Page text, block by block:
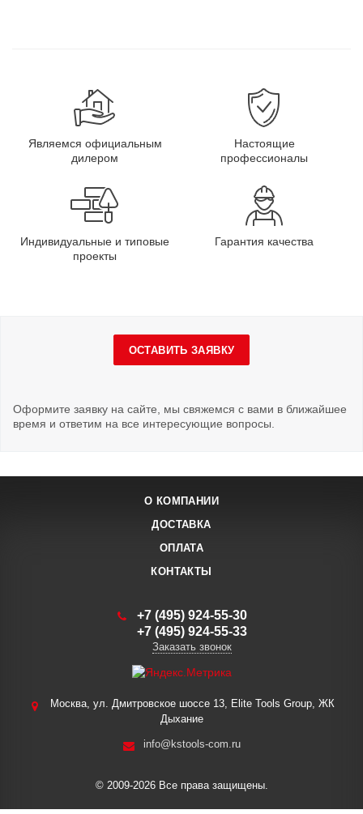
Являемся официальным
дилером
Настоящие
профессионалы
Индивидуальные и типовые
проекты
Гарантия качества
ОСТАВИТЬ ЗАЯВКУ
Оформите заявку на сайте, мы свяжемся с вами в ближайшее
время и ответим на все интересующие вопросы.
О КОМПАНИИ
ДОСТАВКА
ОПЛАТА
КОНТАКТЫ
+7 (495) 924-55-30
+7 (495) 924-55-33
Заказать звонок
Москва, ул. Дмитровское шоссе 13, Elite Tools Group, ЖК
Дыхание
info@kstools-com.ru
© 2009-2026 Все права защищены.